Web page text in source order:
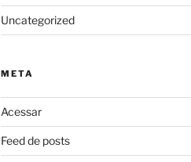
Uncategorized
META
Acessar
Feed de posts